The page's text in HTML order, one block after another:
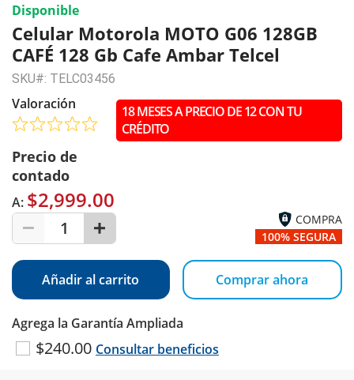
Disponible
Celular Motorola MOTO G06 128GB
CAFÉ 128 Gb Cafe Ambar Telcel
SKU#: TELC03456
Valoración
Precio de
contado
A: $2,999.00
1
18 MESES A PRECIO DE 12 CON TU
CRÉDITO
COMPRA
100% SEGURA
Añadir al carrito Comprar ahora
Agrega la Garantía Ampliada
$240.00 Consultar beneficios